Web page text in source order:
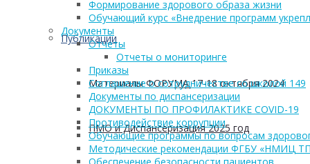
Публикации
Материалы ФОРУМА 17-18 октября 2024
ПМО и Диспансеризация 2025 год
Формирование здорового образа жизни
Обучающий курс «Внедрение программ
Документы
Отчеты
Отчеты о мониторинге
Приказы
Соглашение о сотрудничестве со школой 149
Документы по диспансеризации
ДОКУМЕНТЫ ПО ПРОФИЛАКТИКЕ COVID-19
Противодействие коррупции
Обучающие программы по вопросам
Методические рекомендации ФГБУ «НМИЦ